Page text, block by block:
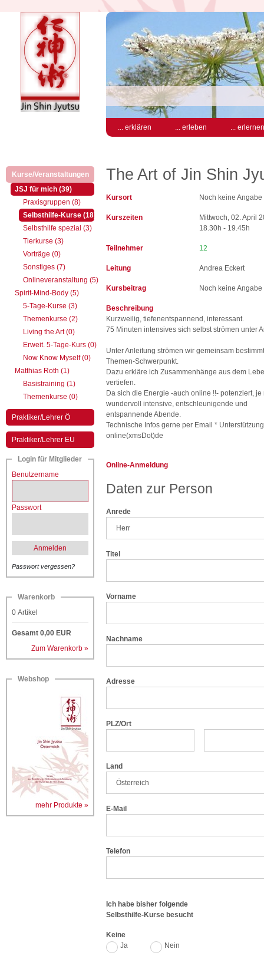
... erklären ... erleben ... erlernen
Kurse/Veranstaltungen
(aktiv)
JSJ für mich (39)(aktiv)
Praxisgruppen (8)
Selbsthilfe-Kurse (18)
(aktiv)
Selbsthilfe spezial (3)
Tierkurse (3)
Vorträge (0)
Sonstiges (7)
Onlineveranstaltung (5)
Spirit-Mind-Body (5)
5-Tage-Kurse (3)
Themenkurse (2)
Living the Art (0)
Erweit. 5-Tage-Kurs (0)
Now Know Myself (0)
Matthias Roth (1)
Basistraining (1)
Themenkurse (0)
Praktiker/Lehrer Ö
Praktiker/Lehrer EU
Login für Mitglieder
Benutzername
Passwort
Anmelden
Passwort vergessen?
Warenkorb
0 Artikel
Gesamt 0,00 EUR
Zum Warenkorb »
Webshop
mehr Produkte »
The Art of Jin Shin
Kursort Noch keine Angabe
Kurszeiten
Mittwoch, 02. April
18.30h - 19.45h
Teilnehmer 12
Leitung Andrea Eckert
Kursbeitrag Noch keine Angabe
Beschreibung
Kurzweilig, tiefenentspannend, interessant.
75 Minuten intensives sich selbst strömen unter
Unter Anleitung strömen wir gemeinsam
Themen-Schwerpunkt.
Dazu erkläre ich Zusammenhänge aus dem
vertiefen.
Da sich die Energie -auch online !!- potenziert,
wundervoll intensive, entschleunigende und
entspannende Abende.
Technische Infos gerne per Email *
online(xmsDot)de
Online-Anmeldung
Daten zur Person
Anrede
Titel
Vorname
Nachname
Adresse
PLZ/Ort
Land
E-Mail
Telefon
Ich habe bisher folgende
Selbsthilfe-Kurse besucht
Keine
Ja
Nein